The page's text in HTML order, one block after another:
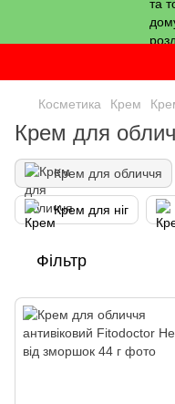
Косметика Крем
Крем для
Крем для обличчя
Крем для ніг
Фільтр